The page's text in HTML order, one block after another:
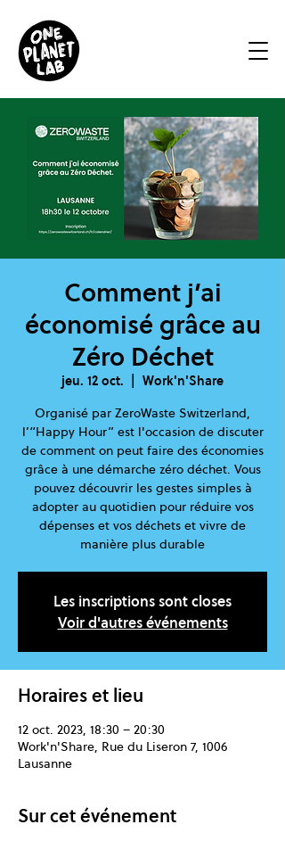
Comment j’ai
économisé grâce au
Zéro Déchet
jeu. 12 oct.
Work'n'Share
Organisé par ZeroWaste Switzerland,
l’“Happy Hour” est l'occasion de discuter
de comment on peut faire des économies
grâce à une démarche zéro déchet. Vous
pouvez découvrir les gestes simples à
adopter au quotidien pour réduire vos
dépenses et vos déchets et vivre de
manière plus durable
Les inscriptions sont closes
Voir d'autres événements
Horaires et lieu
12 oct. 2023, 18:30 – 20:30
Work'n'Share, Rue du Liseron 7, 1006
Lausanne
Sur cet événement